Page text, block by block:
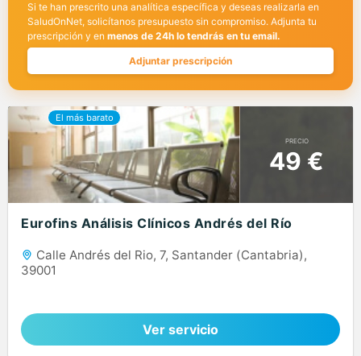
Si te han prescrito una analítica específica y deseas realizarla en
SaludOnNet, solicítanos presupuesto sin compromiso. Adjunta tu
prescripción y en menos de 24h lo tendrás en tu email.
Adjuntar prescripción
PRECIO
49 €
Eurofins Análisis Clínicos Andrés del Río
Calle Andrés del Rio, 7, Santander (Cantabria),
39001
Ver servicio